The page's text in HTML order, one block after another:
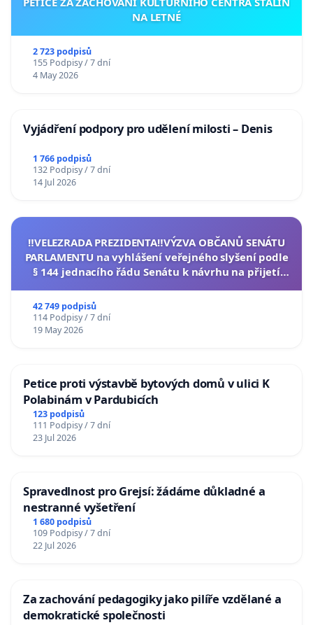
NA LETNÉ
2 723 podpisů
155 Podpisy / 7 dní
4 May 2026
Vyjádření podpory pro udělení milosti – Denis
1 766 podpisů
132 Podpisy / 7 dní
14 Jul 2026
‼️VELEZRADA PREZIDENTA‼️VÝZVA OBČANŮ SENÁTU
PARLAMENTU na vyhlášení veřejného slyšení podle
§ 144 jednacího řádu Senátu k návrhu na přijetí
42 749 podpisů
114 Podpisy / 7 dní
19 May 2026
Petice proti výstavbě bytových domů v ulici K
Polabinám v Pardubicích
123 podpisů
111 Podpisy / 7 dní
23 Jul 2026
Spravedlnost pro Grejsí: žádáme důkladné a
nestranné vyšetření
1 680 podpisů
109 Podpisy / 7 dní
22 Jul 2026
Za zachování pedagogiky jako pilíře vzdělané a
demokratické společnosti